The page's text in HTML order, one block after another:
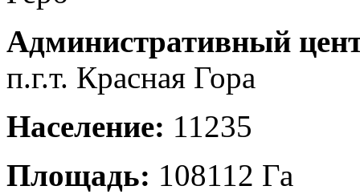
Административный
п.г.т. Красная Гора
Население: 11235
Площадь: 108112 Га